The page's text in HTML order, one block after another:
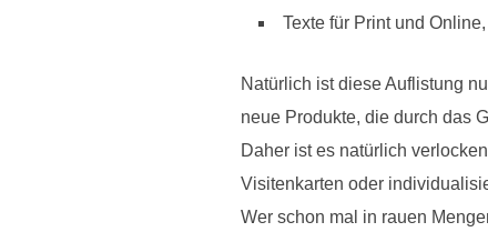
Texte für Print und
Natürlich ist diese Auflistung
neue Produkte, die durch das
Daher ist es natürlich
Visitenkarten oder
Wer schon mal in rauen